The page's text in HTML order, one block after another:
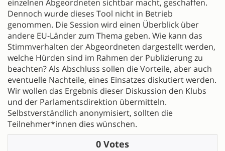
einzelnen Abgeordneten sichtbar macht, geschaffen.
Dennoch wurde dieses Tool nicht in Betrieb
genommen. Die Session wird einen Überblick über
andere EU-Länder zum Thema geben. Wie kann das
Stimmverhalten der Abgeordneten dargestellt werden,
welche Hürden sind im Rahmen der Publizierung zu
beachten? Als Abschluss sollen die Vorteile, aber auch
eventuelle Nachteile, eines Einsatzes diskutiert werden.
Wir wollen das Ergebnis dieser Diskussion den Klubs
und der Parlamentsdirektion übermitteln.
Selbstverständlich anonymisiert, sollten die
Teilnehmer*innen dies wünschen.
0 Votes